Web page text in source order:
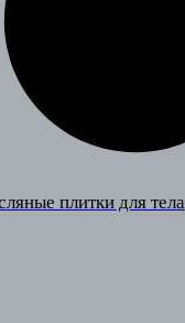
плитки для тела